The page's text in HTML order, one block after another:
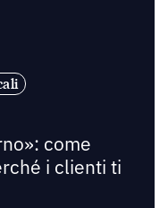
come
i clienti ti